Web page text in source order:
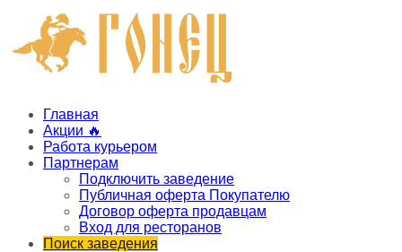
Главная
Акции 🔥
Работа курьером
Партнерам
Подключить заведение
Публичная оферта Покупателю
Договор оферта продавцам
Вход для ресторанов
Поиск заведения